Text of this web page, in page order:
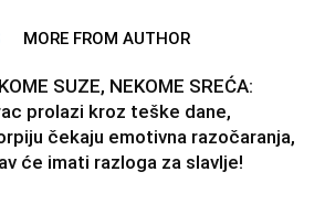
MORE FROM AUTHOR
SUZE, NEKOME SREĆA:
prolazi kroz teške dane,
čekaju emotivna razočaranja,
će imati razloga za slavlje!